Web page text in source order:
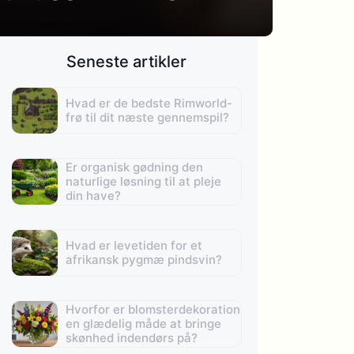
Seneste artikler
Hvad er de bedste Rimworld-
frø til dit næste gennemspil?
Er organisk gødning den
naturlige løsning til at pleje
din have?
Hvad er levetiden for et
afrikansk pygmæ pindsvin?
Hvorfor er blomsterdekoration
en glædelig måde at bringe
skønhed indendørs på?